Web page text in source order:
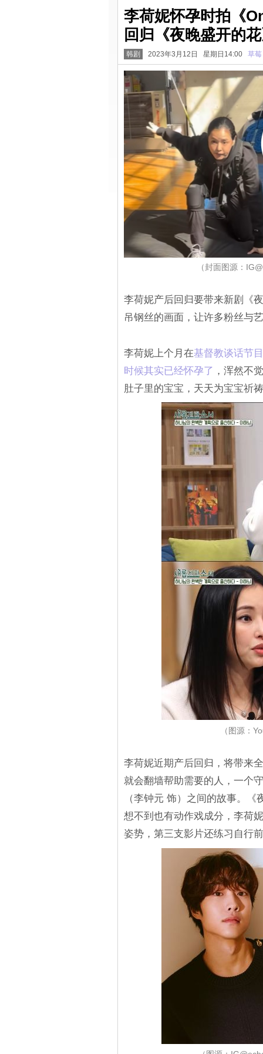
李荷妮怀孕时拍《
回归《夜晚盛开的
韩剧 2023年3月12日 星期日14:00 草莓
（封面图源：
李荷妮产后回归要带来新剧《
吊钢丝的画面，让许多粉丝与艺
李荷妮上个月在基督教谈话节
时候其实已经怀孕了‎ ，浑然不
肚子里的宝宝，天天为宝宝祈祷
（图源：
李荷妮近期产后回归，将带来
就会翻墙帮助需要的人，一个
（李钟元 饰）之间的故事。
想不到也有动作戏成分，李荷
姿势，第三支影片还练习自行